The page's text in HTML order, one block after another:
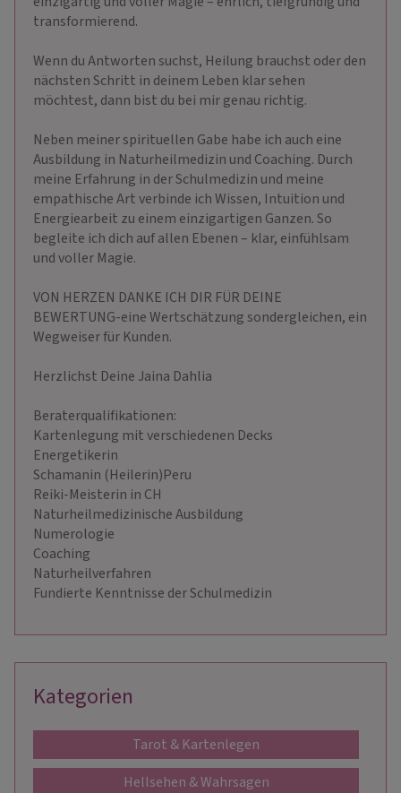
transformierend.
Wenn du Antworten suchst, Heilung brauchst oder den
nächsten Schritt in deinem Leben klar sehen
möchtest, dann bist du bei mir genau richtig.
Neben meiner spirituellen Gabe habe ich auch eine
Ausbildung in Naturheilmedizin und Coaching. Durch
meine Erfahrung in der Schulmedizin und meine
empathische Art verbinde ich Wissen, Intuition und
Energiearbeit zu einem einzigartigen Ganzen. So
begleite ich dich auf allen Ebenen – klar, einfühlsam
und voller Magie.
VON HERZEN DANKE ICH DIR FÜR DEINE
BEWERTUNG-eine Wertschätzung sondergleichen, ein
Wegweiser für Kunden.
Herzlichst Deine Jaina Dahlia
Beraterqualifikationen:
Kartenlegung mit verschiedenen Decks
Energetikerin
Schamanin (Heilerin)Peru
Reiki-Meisterin in CH
Naturheilmedizinische Ausbildung
Numerologie
Coaching
Naturheilverfahren
Fundierte Kenntnisse der Schulmedizin
Kategorien
Tarot & Kartenlegen
Hellsehen & Wahrsagen